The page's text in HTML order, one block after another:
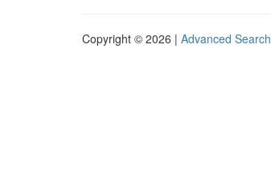
Copyright © 2026 | Advanced Search